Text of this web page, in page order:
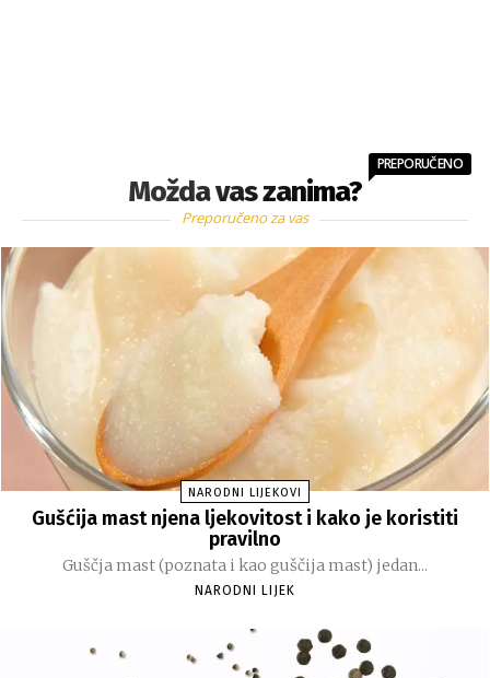
Možda vas zanima?
PREPORUČENO
Preporučeno za vas
NARODNI LIJEKOVI
Gušćija mast njena ljekovitost i kako je koristiti
pravilno
Guščja mast (poznata i kao guščija mast) jedan...
NARODNI LIJEK